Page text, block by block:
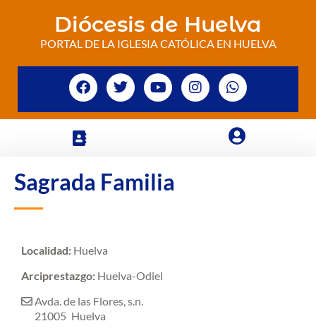
Diócesis de Huelva
PORTAL DE LA IGLESIA CATÓLICA EN HUELVA
Sagrada Familia
Localidad: Huelva
Arciprestazgo: Huelva-Odiel
Avda. de las Flores, s.n.
21005 Huelva